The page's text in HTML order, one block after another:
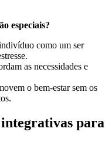
especiais?
como um ser
as necessidades e
o bem-estar sem os
para